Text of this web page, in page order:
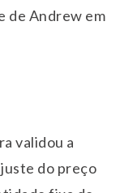
de Andrew em
validou a
do preço